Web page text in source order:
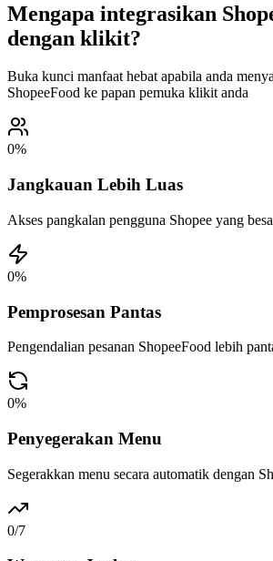
Mengapa integrasikan
dengan klikit?
Buka kunci manfaat hebat apabila anda
ShopeeFood ke papan pemuka klikit anda
0%
Jangkauan Lebih Luas
Akses pangkalan pengguna Shopee yang
0%
Pemprosesan Pantas
Pengendalian pesanan ShopeeFood lebih
0%
Penyegerakan Menu
Segerakkan menu secara automatik dengan
0/7